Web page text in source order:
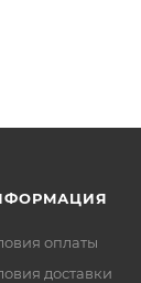
оплаты
доставки